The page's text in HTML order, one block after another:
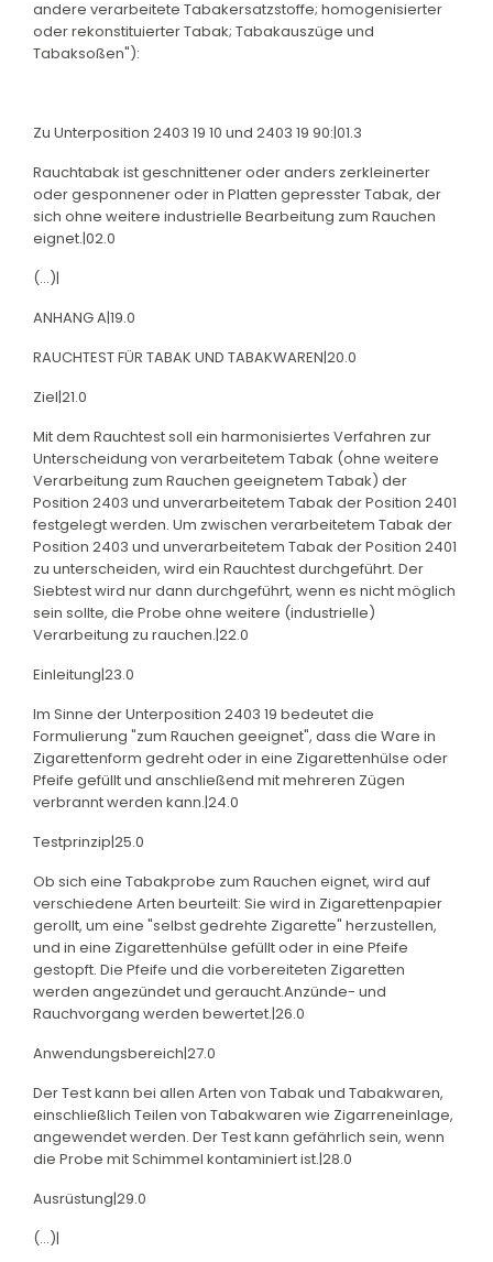
andere verarbeitete Tabakersatzstoffe; homogenisierter
oder rekonstituierter Tabak; Tabakauszüge und
Tabaksoßen"):
Zu Unterposition 2403 19 10 und 2403 19 90:|01.3
Rauchtabak ist geschnittener oder anders zerkleinerter
oder gesponnener oder in Platten gepresster Tabak, der
sich ohne weitere industrielle Bearbeitung zum Rauchen
eignet.|02.0
(...)|
ANHANG A|19.0
RAUCHTEST FÜR TABAK UND TABAKWAREN|20.0
Ziel|21.0
Mit dem Rauchtest soll ein harmonisiertes Verfahren zur
Unterscheidung von verarbeitetem Tabak (ohne weitere
Verarbeitung zum Rauchen geeignetem Tabak) der
Position 2403 und unverarbeitetem Tabak der Position 2401
festgelegt werden. Um zwischen verarbeitetem Tabak der
Position 2403 und unverarbeitetem Tabak der Position 2401
zu unterscheiden, wird ein Rauchtest durchgeführt. Der
Siebtest wird nur dann durchgeführt, wenn es nicht möglich
sein sollte, die Probe ohne weitere (industrielle)
Verarbeitung zu rauchen.|22.0
Einleitung|23.0
Im Sinne der Unterposition 2403 19 bedeutet die
Formulierung "zum Rauchen geeignet", dass die Ware in
Zigarettenform gedreht oder in eine Zigarettenhülse oder
Pfeife gefüllt und anschließend mit mehreren Zügen
verbrannt werden kann.|24.0
Testprinzip|25.0
Ob sich eine Tabakprobe zum Rauchen eignet, wird auf
verschiedene Arten beurteilt: Sie wird in Zigarettenpapier
gerollt, um eine "selbst gedrehte Zigarette" herzustellen,
und in eine Zigarettenhülse gefüllt oder in eine Pfeife
gestopft. Die Pfeife und die vorbereiteten Zigaretten
werden angezündet und geraucht.Anzünde- und
Rauchvorgang werden bewertet.|26.0
Anwendungsbereich|27.0
Der Test kann bei allen Arten von Tabak und Tabakwaren,
einschließlich Teilen von Tabakwaren wie Zigarreneinlage,
angewendet werden. Der Test kann gefährlich sein, wenn
die Probe mit Schimmel kontaminiert ist.|28.0
Ausrüstung|29.0
(...)|